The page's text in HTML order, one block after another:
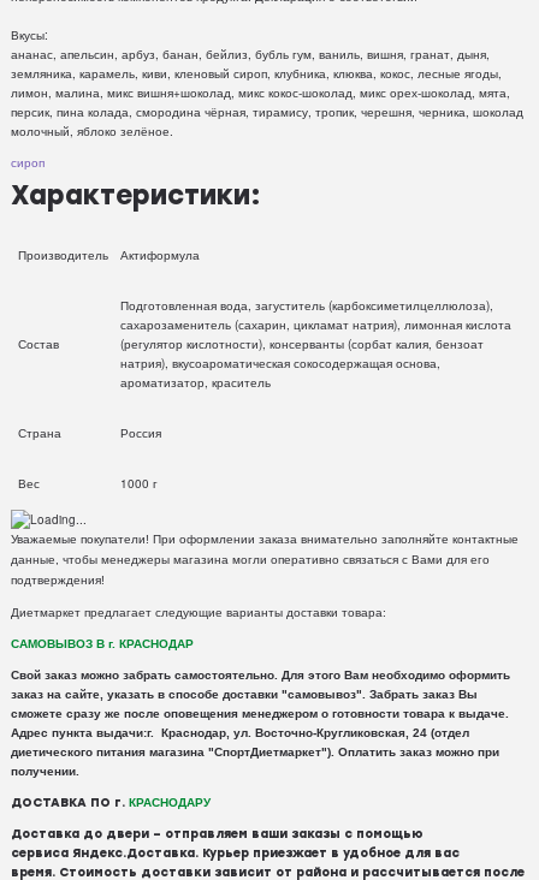
Вкусы:
ананас, апельсин, арбуз, банан, бейлиз, бубль гум, ваниль, вишня, гранат, дыня,
земляника, карамель, киви, кленовый сироп, клубника, клюква, кокос, лесные ягоды,
лимон, малина, микс вишня+шоколад, микс кокос-шоколад, микс орех-шоколад, мята,
персик, пина колада, смородина чёрная, тирамису, тропик, черешня, черника, шоколад
молочный, яблоко зелёное.
сироп
Характеристики:
Производитель Актиформула
Состав
Подготовленная вода, загуститель (карбоксиметилцеллюлоза),
сахарозаменитель (сахарин, цикламат натрия), лимонная кислота
(регулятор кислотности), консерванты (сорбат калия, бензоат
натрия), вкусоароматическая сокосодержащая основа,
ароматизатор, краситель
Страна Россия
Вес 1000 г
Уважаемые покупатели! При оформлении заказа внимательно заполняйте контактные
данные, чтобы менеджеры магазина могли оперативно связаться с Вами для его
подтверждения!
Диетмаркет предлагает следующие варианты доставки товара:
САМОВЫВОЗ В г. КРАСНОДАР
Свой заказ можно забрать самостоятельно. Для этого Вам необходимо оформить
заказ на сайте, указать в способе доставки "самовывоз". Забрать заказ Вы
сможете сразу же после оповещения менеджером о готовности товара к выдаче.
Адрес пункта выдачи:г. Краснодар, ул. Восточно-Кругликовская, 24 (отдел
диетического питания магазина "СпортДиетмаркет"). Оплатить заказ можно при
получении.
ДОСТАВКА ПО г.КРАСНОДАРУ
Доставкадо двери – отправляем ваши заказы с помощью
сервиса Яндекс.Доставка. Курьер приезжает в удобное для вас
время. Стоимость доставки зависит от района и рассчитывается после